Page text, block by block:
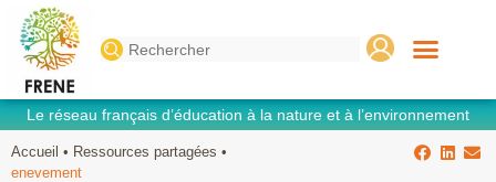
Search
for:
Le réseau français d’éducation à la nature et à l’environnement
Accueil • Ressources partagées •
enevement